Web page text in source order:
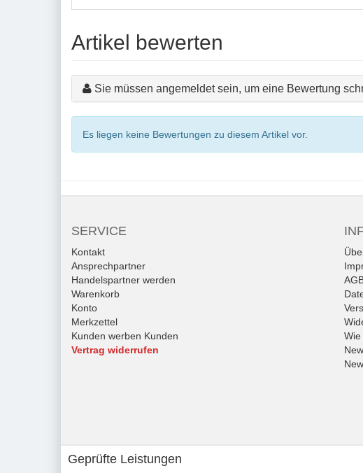
Artikel bewerten
Sie müssen angemeldet sein, um eine Bewertung
Es liegen keine Bewertungen zu diesem Artikel vor.
SERVICE
Kontakt
Ansprechpartner
Handelspartner werden
Warenkorb
Konto
Merkzettel
Kunden werben Kunden
Vertrag widerrufen
Geprüfte Leistungen